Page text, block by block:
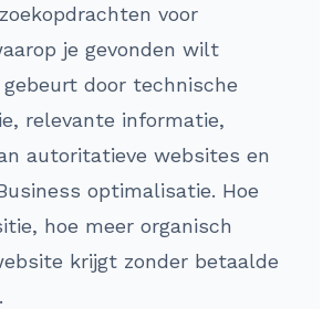
voor
je gevonden wilt
door technische
relevante informatie,
autoritatieve websites en
optimalisatie. Hoe
hoe meer organisch
krijgt zonder betaalde